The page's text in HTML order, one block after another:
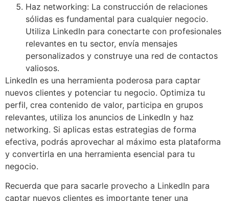
Haz networking: La construcción de relaciones
sólidas es fundamental para cualquier negocio.
Utiliza LinkedIn para conectarte con profesionales
relevantes en tu sector, envía mensajes
personalizados y construye una red de contactos
valiosos.
LinkedIn es una herramienta poderosa para captar
nuevos clientes y potenciar tu negocio. Optimiza tu
perfil, crea contenido de valor, participa en grupos
relevantes, utiliza los anuncios de LinkedIn y haz
networking. Si aplicas estas estrategias de forma
efectiva, podrás aprovechar al máximo esta plataforma
y convertirla en una herramienta esencial para tu
negocio.
Recuerda que para sacarle provecho a LinkedIn para
captar nuevos clientes es importante tener una